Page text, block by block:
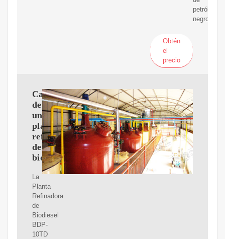
petróleo
negro
Obtén
el
precio
Características
de
una
planta
refinadora
de
biodiesel
La
Planta
Refinadora
de
Biodiesel
BDP-
10TD